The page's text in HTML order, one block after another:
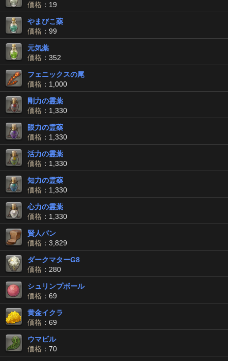
価格 ：19
やまびこ薬
価格 ：99
元気薬
価格 ：352
フェニックスの尾
価格 ：1,000
剛力の霊薬
価格 ：1,330
眼力の霊薬
価格 ：1,330
活力の霊薬
価格 ：1,330
知力の霊薬
価格 ：1,330
心力の霊薬
価格 ：1,330
賢人パン
価格 ：3,829
ダークマターG8
価格 ：280
シュリンプボール
価格 ：69
黄金イクラ
価格 ：69
ウマビル
価格 ：70